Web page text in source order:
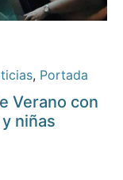
, Portada
Verano con
niñas